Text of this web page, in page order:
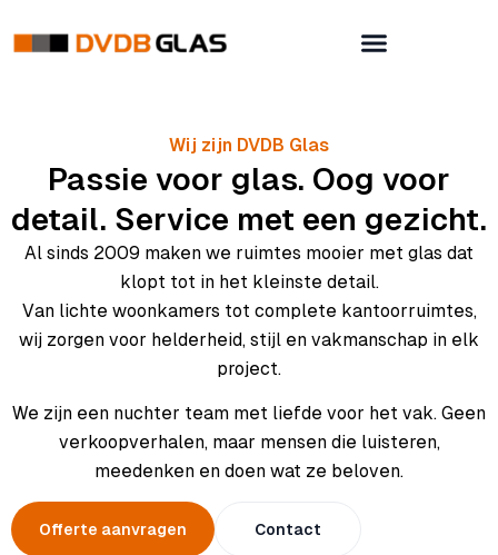
Wij zijn DVDB Glas
Passie voor glas. Oog voor
detail. Service met een gezicht.
Al sinds 2009 maken we ruimtes mooier met glas dat
klopt tot in het kleinste detail.
Van lichte woonkamers tot complete kantoorruimtes,
wij zorgen voor helderheid, stijl en vakmanschap in elk
project.
We zijn een nuchter team met liefde voor het vak. Geen
verkoopverhalen, maar mensen die luisteren,
meedenken en doen wat ze beloven.
Offerte aanvragen Contact